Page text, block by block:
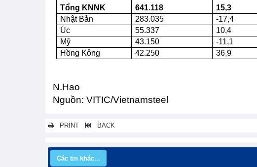
Tổng KNNK 641.118 15,3
Nhật Bản
283.035 -17,4
Úc
55.337 10,4
Mỹ
43.150 -11,1
Hồng Kông
42.250 36,9
N.Hao
Nguồn: VITIC/Vietnamsteel
PRINT BACK
Các tin khác...